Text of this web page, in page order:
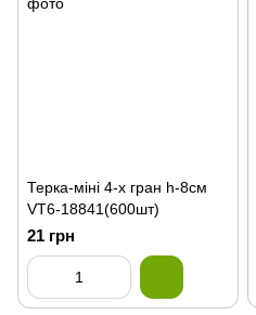
Терка-міні 4-х гран h-8cм
VT6-18841(600шт)
21 грн